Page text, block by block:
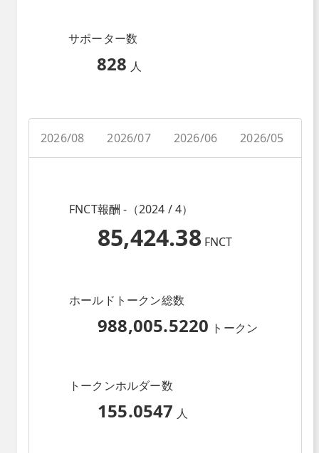
サポーター数
828 人
2026/08 2026/07 2026/06 2026/05
FNCT報酬 -（2024 / 4）
85,424.38 FNCT
ホールドトークン総数
988,005.5220 トークン
トークンホルダー数
155.0547 人